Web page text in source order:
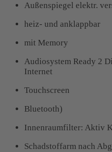
Außenspiegel elektr.
heiz- und anklappbar
mit Memory
Audiosystem Ready 2
Internet
Touchscreen
Bluetooth)
Innenraumfilter: Aktiv
Schadstoffarm nach